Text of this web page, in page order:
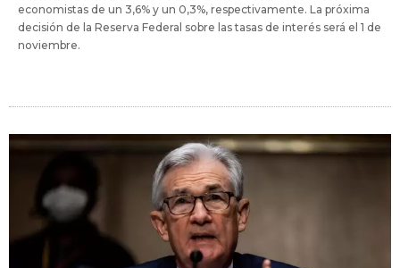
economistas de un 3,6% y un 0,3%, respectivamente. La próxima
decisión de la Reserva Federal sobre las tasas de interés será el 1 de
noviembre.